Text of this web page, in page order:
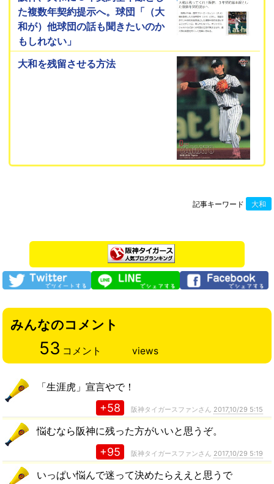
た複数年契約提示へ。球団「（大
和が）他球団の話も聞きたいのか
もしれない」
大和を残留させる方法
記事キーワード 大和
みんなのコメント
53 コメント views
「生涯虎」宣言やで！
+58 阪神タイガースファンさん 2017,10/29 5:15
悩むなら阪神に残った方がいいと思うぞ。
+95 阪神タイガースファンさん 2017,10/29 5:19
いっぱい悩んで迷って決めたらええと思うで